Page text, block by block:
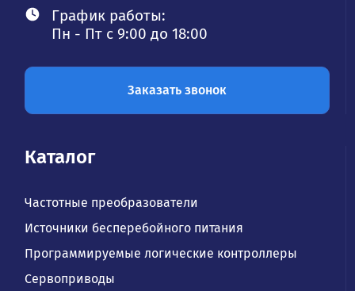
График работы:
Пн - Пт с 9:00 до 18:00
Заказать звонок
Каталог
Частотные преобразователи
Источники бесперебойного питания
Программируемые логические контроллеры
Сервоприводы